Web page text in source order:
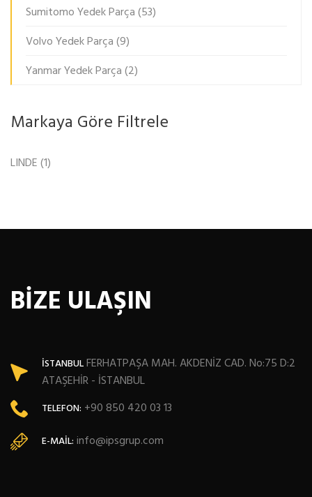
Sumitomo Yedek Parça(53)
Volvo Yedek Parça(9)
Yanmar Yedek Parça(2)
Markaya Göre Filtrele
LINDE(1)
BİZE ULAŞIN
İSTANBULFERHATPAŞA MAH. AKDENİZ CAD. No:75 D:2
ATAŞEHİR - İSTANBUL
TELEFON: +90 850 420 03 13
E-MAIL: info@ipsgrup.com